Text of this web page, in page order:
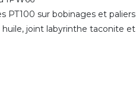
PT100 sur bobinages et paliers
joint labyrinthe taconite